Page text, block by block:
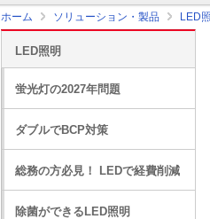
ホーム ソリューション・製品 LED
LED照明
蛍光灯の2027年問題
ダブルでBCP対策
総務の方必見！ LEDで経費削減
除菌ができるLED照明